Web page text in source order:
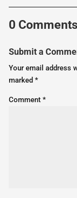
0 Comments
Submit a
Your email address
marked *
Comment *